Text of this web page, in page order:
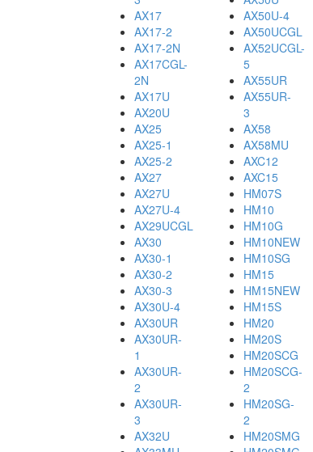
AX17
AX17-2
AX17-2N
AX17CGL-
2N
AX17U
AX20U
AX25
AX25-1
AX25-2
AX27
AX27U
AX27U-4
AX29UCGL
AX30
AX30-1
AX30-2
AX30-3
AX30U-4
AX30UR
AX30UR-
1
AX30UR-
2
AX30UR-
3
AX32U
AX50U-4
AX50UCGL
AX52UCGL-
5
AX55UR
AX55UR-
3
AX58
AX58MU
AXC12
AXC15
HM07S
HM10
HM10G
HM10NEW
HM10SG
HM15
HM15NEW
HM15S
HM20
HM20S
HM20SCG
HM20SCG-
2
HM20SG-
2
HM20SMG